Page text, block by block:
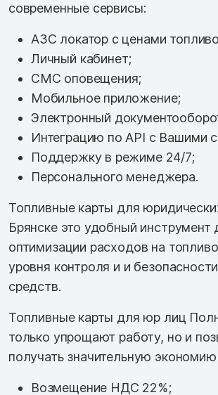
современные сервисы:
АЗС локатор с ценами
Личный кабинет;
СМС оповещения;
Мобильное приложение;
Электронный
Интеграцию по API с Вашими
Поддержку в режиме 24/7;
Персонального менеджера.
Топливные карты для
Брянске это удобный инструмент
оптимизации расходов на
уровня контроля и и
средств.
Топливные карты для юр лиц
только упрощают работу, но и
получать значительную
Возмещение НДС 22%;